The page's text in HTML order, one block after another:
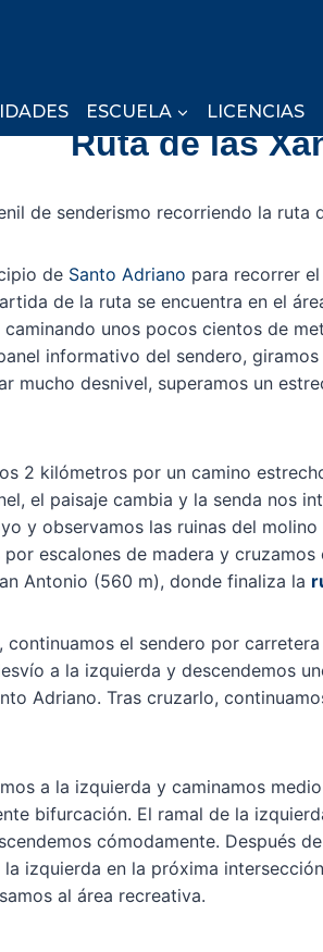
ESCUELA LICENCIAS
Ruta de las
de senderismo recorriendo la ruta
de Santo Adriano para recorrer
de la ruta se encuentra en el
unos pocos cientos de
informativo del sendero,
mucho desnivel, superamos un
2 kilómetros por un camino
el paisaje cambia y la senda nos
y observamos las ruinas del
por escalones de madera y
Antonio (560 m), donde finaliza la
, continuamos el sendero por
a la izquierda y descendemos
Adriano. Tras cruzarlo,
a la izquierda y caminamos
bifurcación. El ramal de la
cómodamente. Después
izquierda en la próxima
al área recreativa.